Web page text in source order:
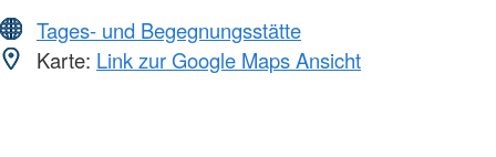
Tages- und Begegnungsstätte
Karte: Link zur Google Maps Ansicht